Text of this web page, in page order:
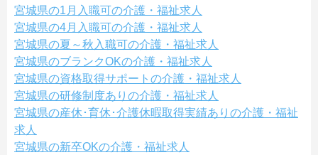
宮城県の1月入職可の介護・福祉求人
宮城県の4月入職可の介護・福祉求人
宮城県の夏～秋入職可の介護・福祉求人
宮城県のブランクOKの介護・福祉求人
宮城県の資格取得サポートの介護・福祉求人
宮城県の研修制度ありの介護・福祉求人
宮城県の産休･育休･介護休暇取得実績ありの介護・福祉
求人
宮城県の新卒OKの介護・福祉求人